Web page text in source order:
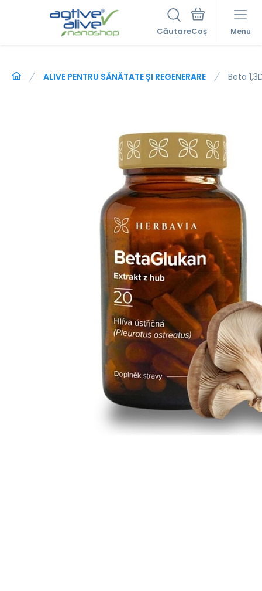
Căutare Menu
ALIVE PENTRU SĂNĂTATE ȘI REGENERARE Beta